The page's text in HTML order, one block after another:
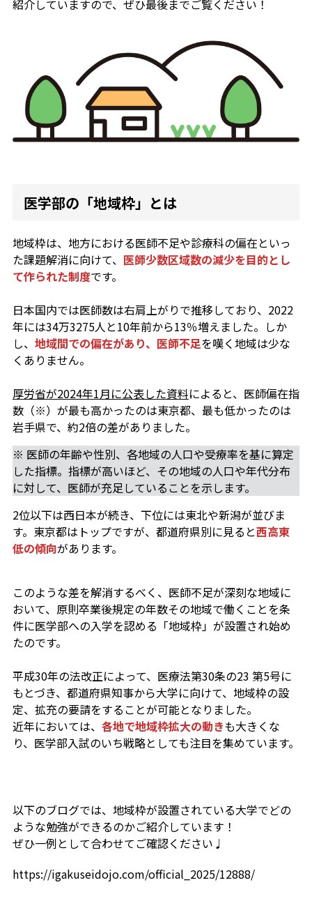
紹介していますので、ぜひ最後までご覧ください！
医学部の「地域枠」とは
地域枠は、地方における医師不足や診療科の偏在といっ
た課題解消に向けて、 医師少数区域数の減少を目的とし
て作られた制度です。
日本国内では医師数は右肩上がりで推移しており、2022
年には34万3275人と10年前から13％増えました。しか
し、 地域間での偏在があり、医師不足を嘆く地域は少な
くありません。
厚労省が2024年1月に公表した資料によると、医師偏在指
数（※）が最も高かったのは東京都、最も低かったのは
岩手県で、約2倍の差がありました。
※ 医師の年齢や性別、各地域の人口や受療率を基に算定
した指標。指標が高いほど、その地域の人口や年代分布
に対して、医師が充足していることを示します。
2位以下は西日本が続き、下位には東北や新潟が並びま
す。東京都はトップですが、都道府県別に見ると西高東
低の傾向があります。
このような差を解消するべく、医師不足が深刻な地域に
おいて、原則卒業後規定の年数その地域で働くことを条
件に医学部への入学を認める「地域枠」が設置され始め
たのです。
平成30年の法改正によって、医療法第30条の23 第5号に
もとづき、都道府県知事から大学に向けて、地域枠の設
定、拡充の要請をすることが可能となりました。
近年においては、 各地で地域枠拡大の動きも大きくな
り、医学部入試のいち戦略としても注目を集めています。
以下のブログでは、地域枠が設置されている大学でどの
ような勉強ができるのかご紹介しています！
ぜひ一例として合わせてご確認ください♩
https://igakuseidojo.com/official_2025/12888/